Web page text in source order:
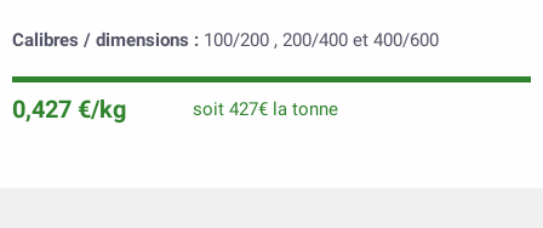
Calibres / dimensions : 100/200 , 200/400 et 400/600
0,427 €/kg soit 427€ la tonne